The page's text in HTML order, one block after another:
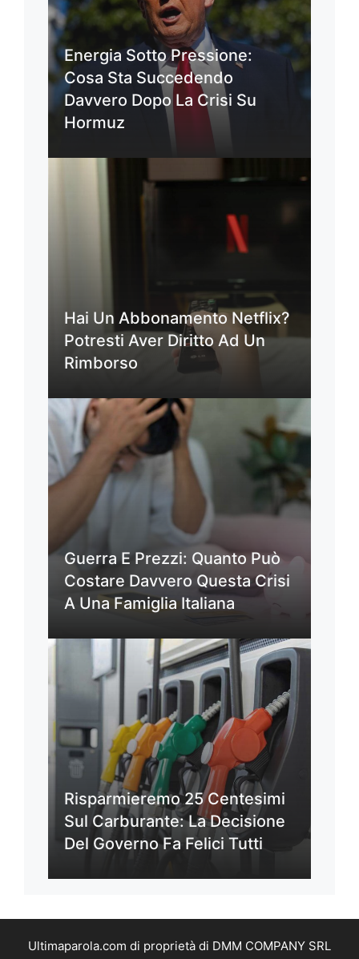
Energia Sotto Pressione:
Cosa Sta Succedendo
Davvero Dopo La Crisi Su
Hormuz
Hai Un Abbonamento Netflix?
Potresti Aver Diritto Ad Un
Rimborso
Guerra E Prezzi: Quanto Può
Costare Davvero Questa Crisi
A Una Famiglia Italiana
Risparmieremo 25 Centesimi
Sul Carburante: La Decisione
Del Governo Fa Felici Tutti
Ultimaparola.com di proprietà di DMM COMPANY SRL